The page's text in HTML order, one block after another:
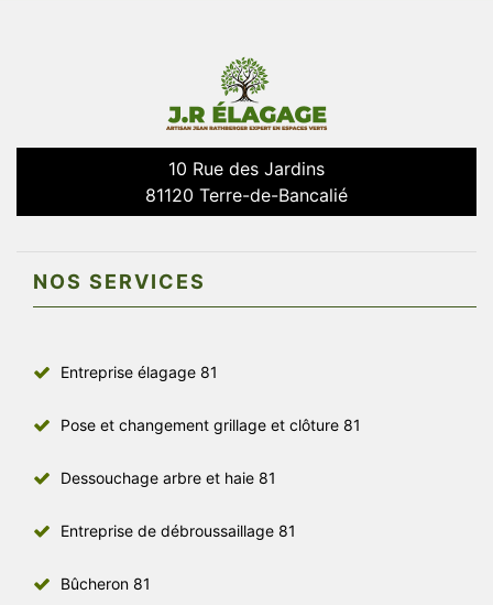
10 Rue des Jardins
81120 Terre-de-Bancalié
NOS SERVICES
Entreprise élagage 81
Pose et changement grillage et clôture 81
Dessouchage arbre et haie 81
Entreprise de débroussaillage 81
Bûcheron 81